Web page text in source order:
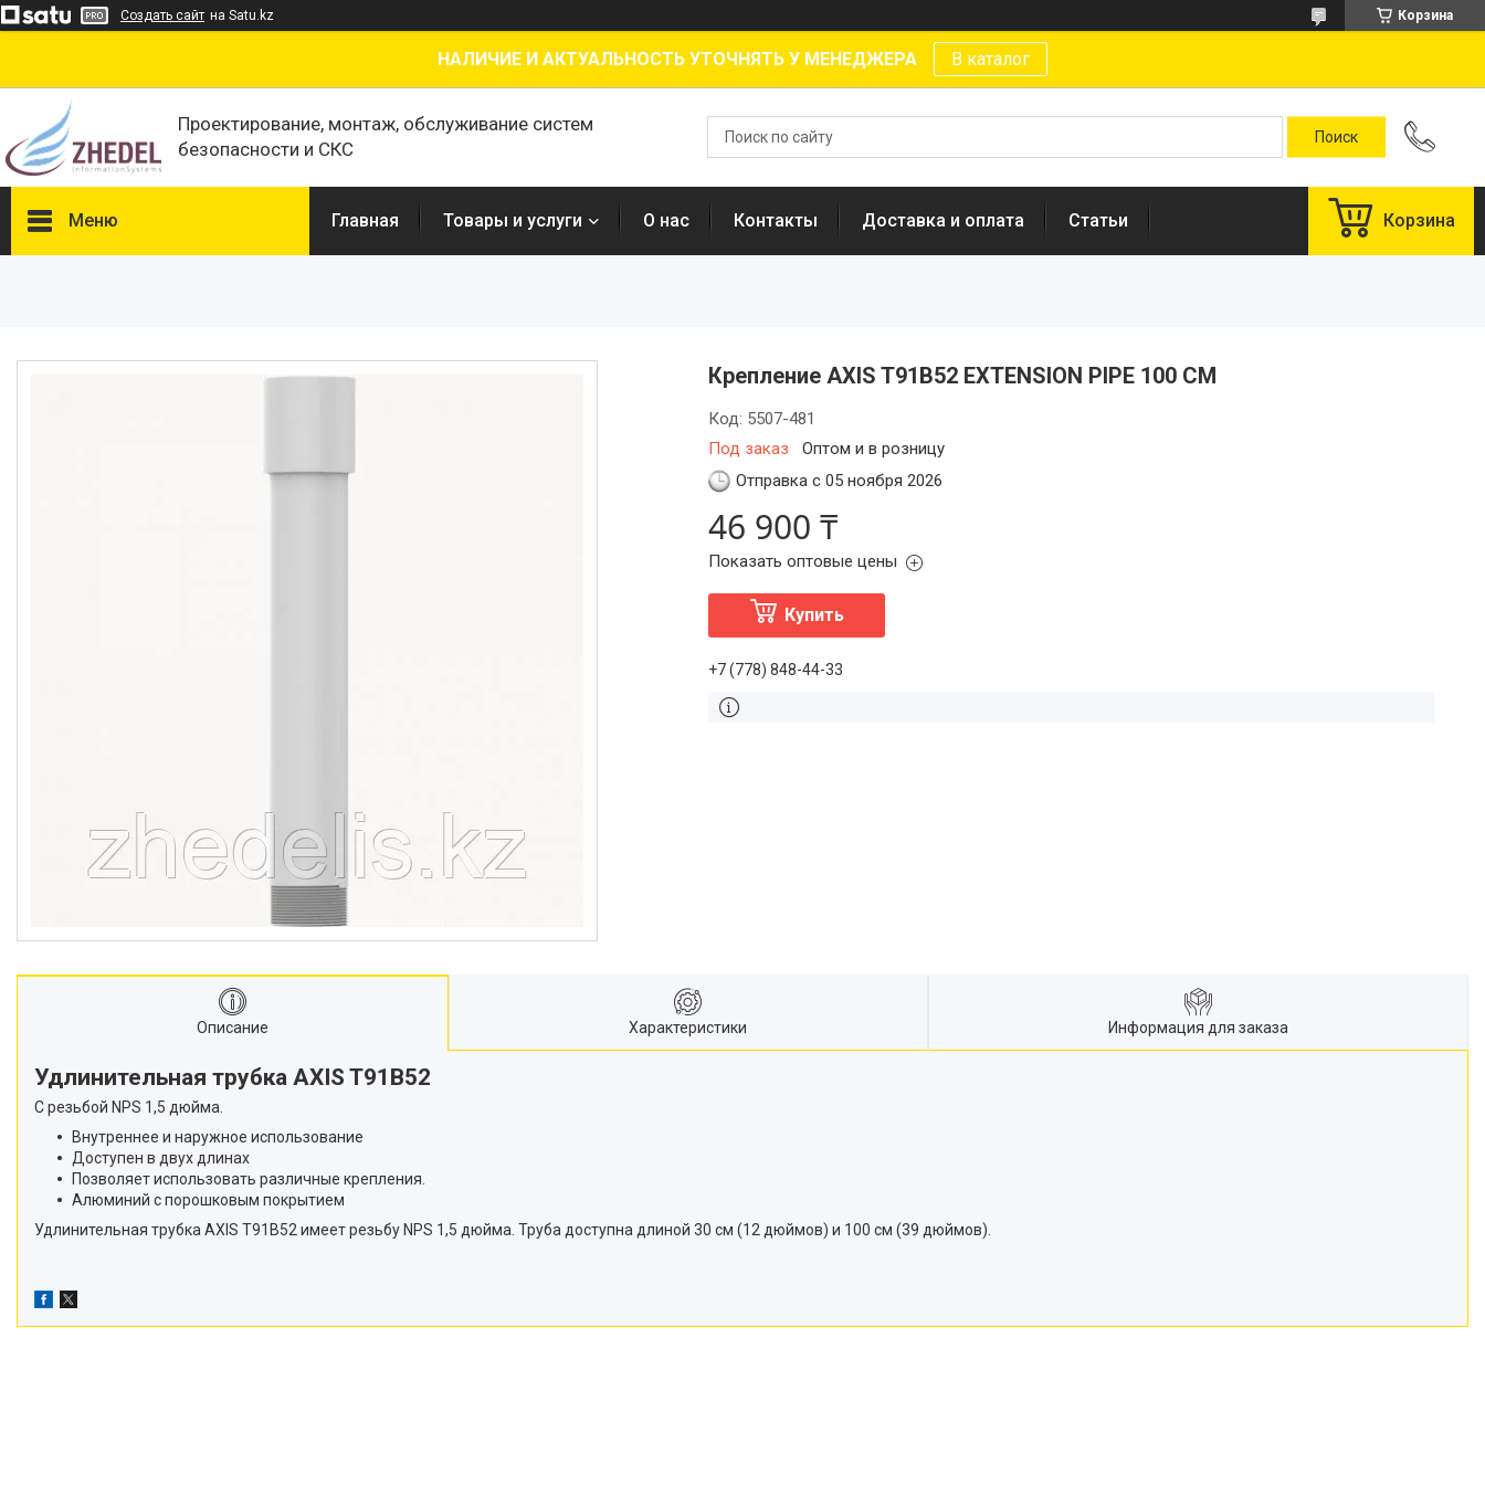
Создать сайт на Satu.kz Корзина
НАЛИЧИЕ И АКТУАЛЬНОСТЬ УТОЧНЯТЬ У МЕНЕДЖЕРА В каталог
Проектирование, монтаж, обслуживание систем
безопасности и СКС
Меню Главная Товары и услуги О нас Контакты Доставка и оплата Статьи Корзина
Крепление AXIS T91B52 EXTENSION PIPE 100 CM
Под заказ Оптом и в розницу
Код: 5507-481
Отправка с 05 ноября 2026
46 900 ₸
Показать оптовые цены
Купить
+7 (778) 848-44-33
Описание Характеристики Информация для заказа
Удлинительная трубка AXIS T91B52
С резьбой NPS 1,5 дюйма.
Внутреннее и наружное использование
Доступен в двух длинах
Позволяет использовать различные крепления.
Алюминий с порошковым покрытием
Удлинительная трубка AXIS T91B52 имеет резьбу NPS 1,5 дюйма. Труба доступна длиной 30 см (12 дюймов) и 100 см (39 дюймов).